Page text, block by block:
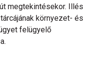
megtekintésekor. Illés
környezet- és
felügyelő